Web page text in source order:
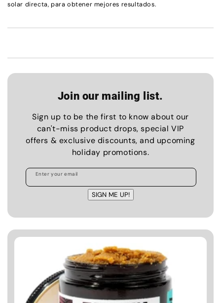
solar directa, para obtener mejores resultados.
Join our mailing list.
Sign up to be the first to know about our
can't-miss product drops, special VIP
offers & exclusive discounts, and upcoming
holiday promotions.
Enter your email
SIGN ME UP!